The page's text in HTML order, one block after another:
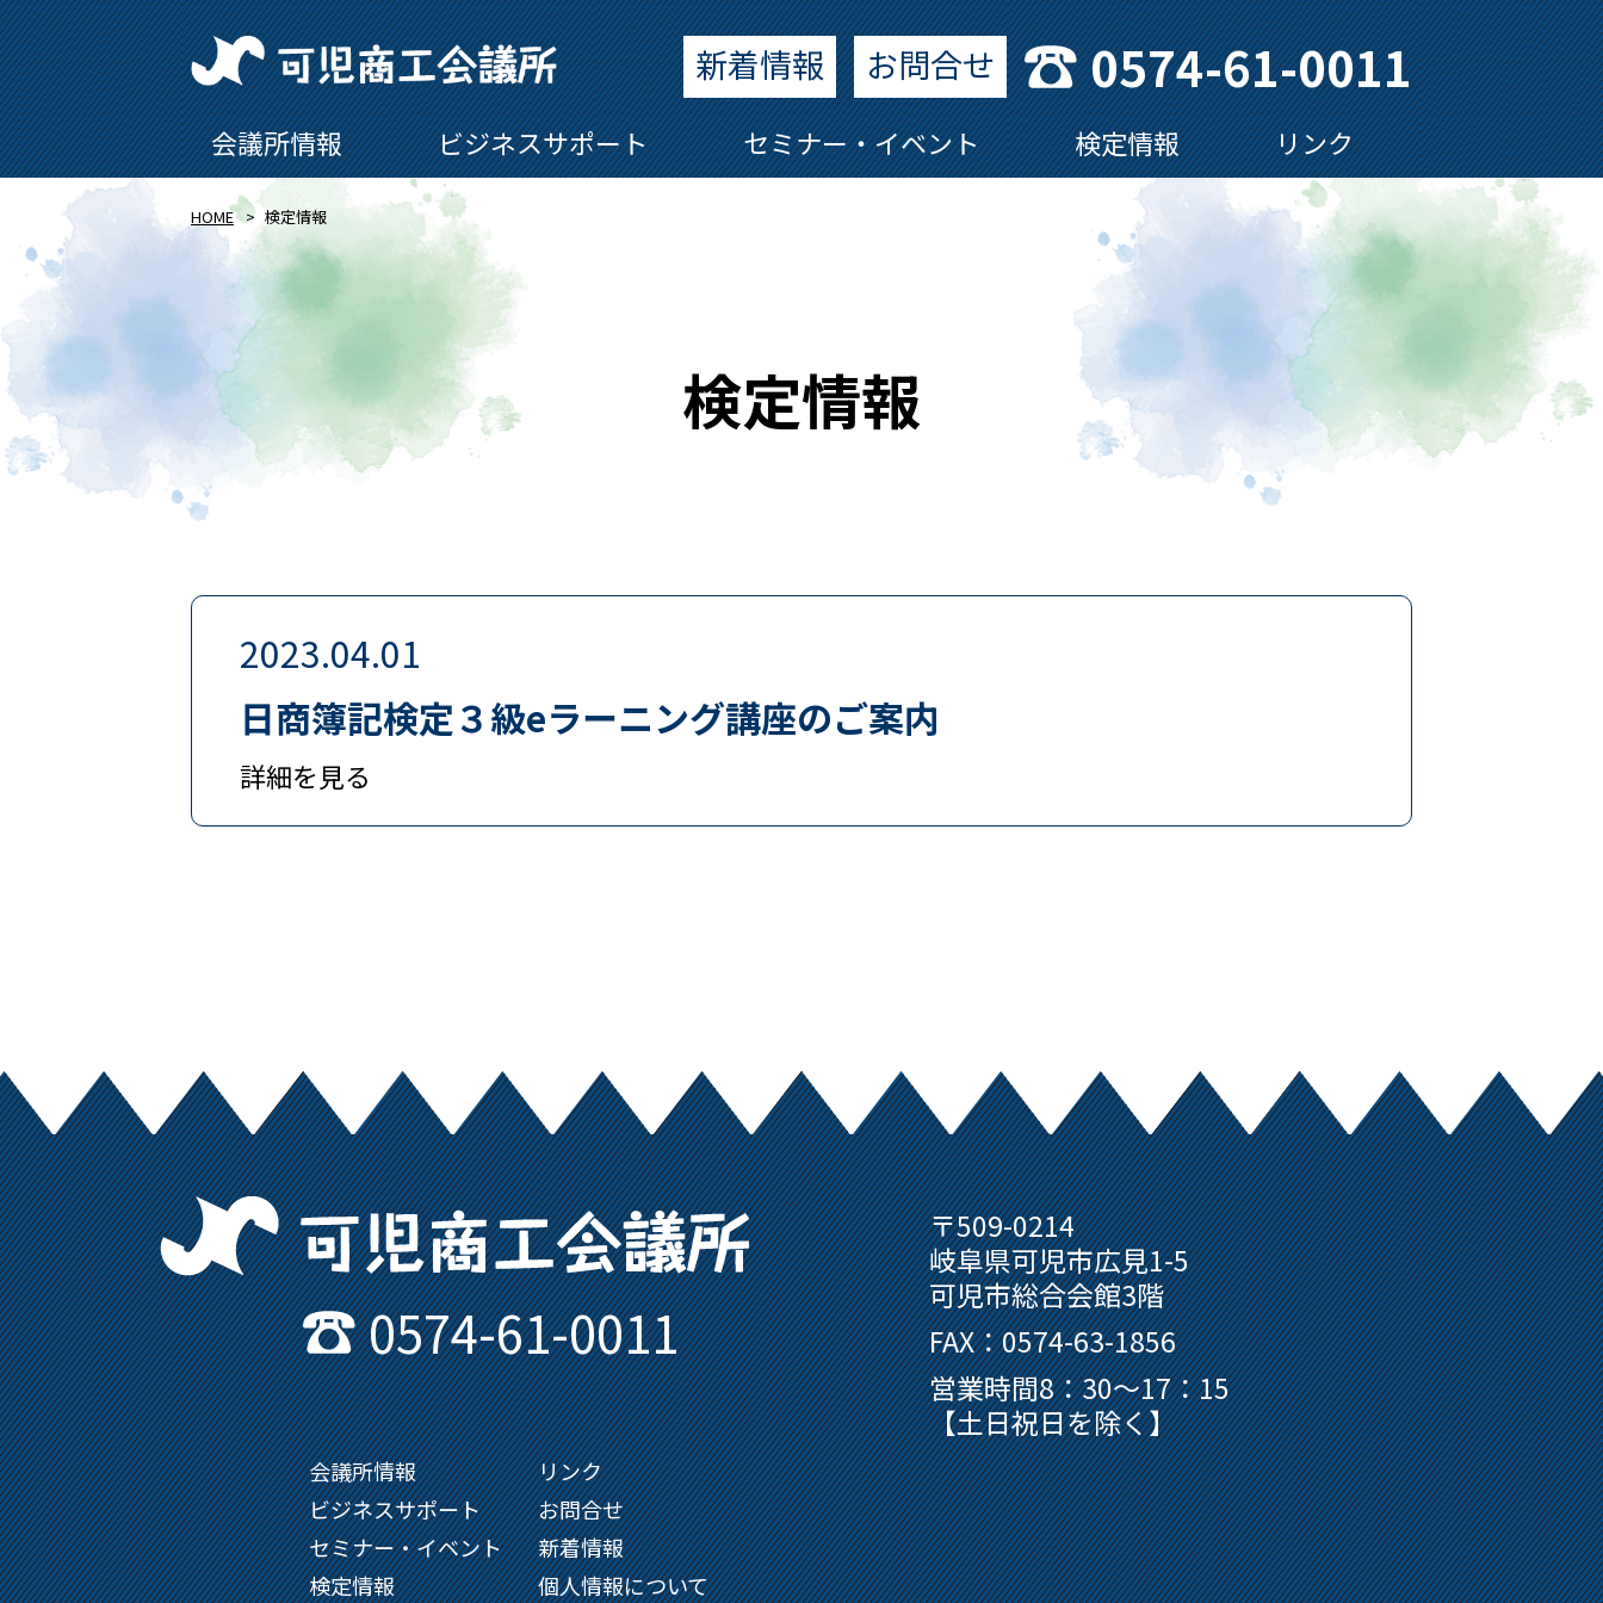
新着情報 お問合せ 0574-61-0011
会議所情報 ビジネスサポート セミナー・イベント 検定情報 リンク
HOME 検定情報
検定情報
2023.04.01
日商簿記検定３級eラーニング講座のご案内
詳細を見る
可児商工会議所
0574-61-0011
〒509-0214
岐阜県可児市広見1-5
可児市総合会館3階
FAX：0574-63-1856
営業時間8：30～17：15
【土日祝日を除く】
会議所情報
ビジネスサポート
セミナー・イベント
検定情報
リンク
お問合せ
新着情報
個人情報について